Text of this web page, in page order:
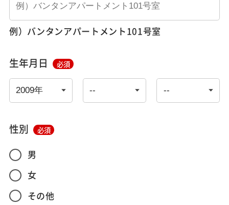
例）バンタンアパートメント101号室
生年月日 必須
性別 必須
男
女
その他